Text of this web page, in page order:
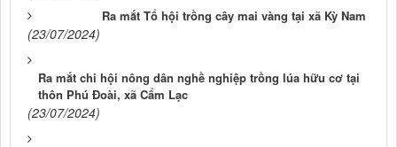
Ra mắt Tổ hội trồng cây mai vàng tại xã Kỳ Nam
(23/07/2024)
Ra mắt chi hội nông dân nghề nghiệp trồng lúa hữu cơ tại
thôn Phú Đoài, xã Cẩm Lạc
(23/07/2024)